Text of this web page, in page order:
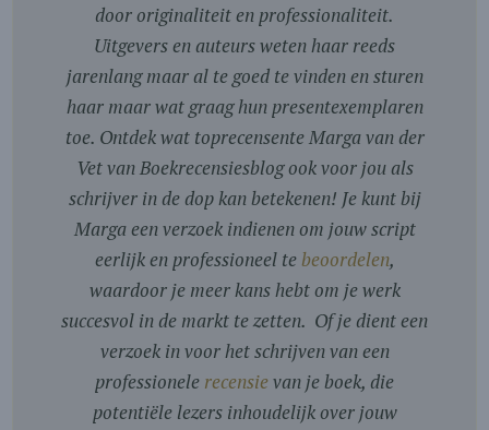
door originaliteit en professionaliteit.
Uitgevers en auteurs weten haar reeds
jarenlang maar al te goed te vinden en sturen
haar maar wat graag hun presentexemplaren
toe. Ontdek wat toprecensente Marga van der
Vet van Boekrecensiesblog ook voor jou als
schrijver in de dop kan betekenen! Je kunt bij
Marga een verzoek indienen om jouw script
eerlijk en professioneel te beoordelen,
waardoor je meer kans hebt om je werk
succesvol in de markt te zetten. Of je dient een
verzoek in voor het schrijven van een
professionele recensievan je boek, die
potentiële lezers inhoudelijk over jouw